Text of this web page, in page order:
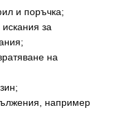
и поръчка;
за
на
например